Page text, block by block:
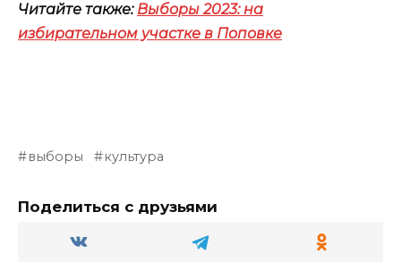
Читайте также: Выборы 2023: на
избирательном участке в Поповке
выборы культура
Поделиться с друзьями